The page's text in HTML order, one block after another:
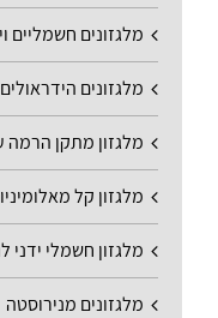
מלגזונים חשמליים
מלגזונים
מלגזון מתקן הרמה
מלגזון קל
מלגזון חשמלי
מלגזונים מנירוסטה